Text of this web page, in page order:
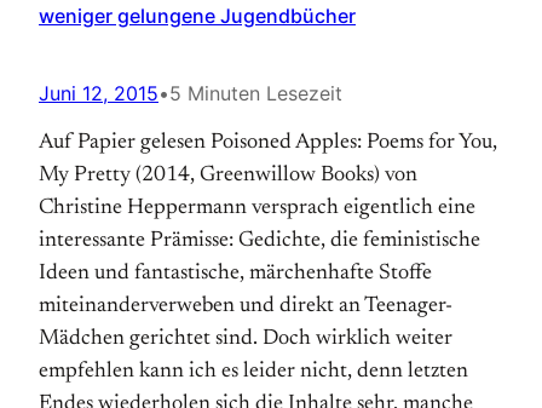
weniger gelungene Jugendbücher
Juni 12, 2015•5 Minuten Lesezeit
Auf Papier gelesen Poisoned Apples: Poems for You,
My Pretty (2014, Greenwillow Books) von
Christine Heppermann versprach eigentlich eine
interessante Prämisse: Gedichte, die feministische
Ideen und fantastische, märchenhafte Stoffe
miteinanderverweben und direkt an Teenager-
Mädchen gerichtet sind. Doch wirklich weiter
empfehlen kann ich es leider nicht, denn letzten